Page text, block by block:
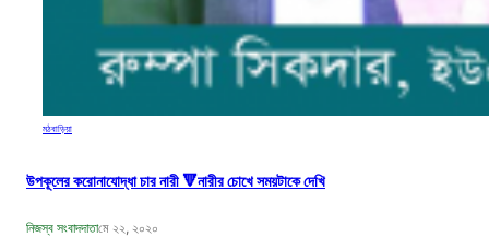
মঠবাড়িয়া
উপকূলের করোনাযোদ্ধা চার নারী 🔻নারীর চোখে সময়টাকে দেখি
নিজস্ব সংবাদদাতামে ২২, ২০২০